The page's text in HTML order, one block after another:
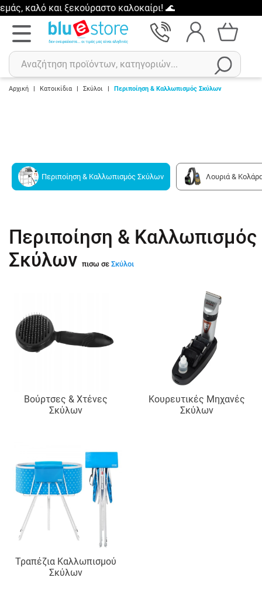
και ξεκούραστο καλοκαίρι! 🌊
Αρχική | Κατοικίδια | Σκύλοι | Περιποίηση & Καλλωπισμός Σκύλων
Περιποίηση & Καλλωπισμός Σκύλων Λουριά &
Περιποίηση & Καλλωπισμός
Σκύλων πισω σε Σκύλοι
Βούρτσες & Χτένες
Σκύλων
Κουρευτικές Μηχανές
Σκύλων
Τραπέζια Καλλωπισμού
Σκύλων